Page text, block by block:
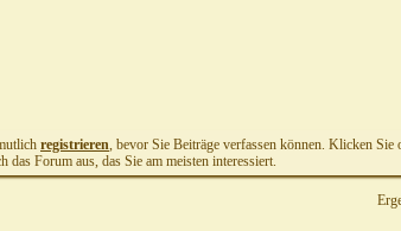
registrieren, bevor Sie Beiträge verfassen können. Klicken Sie
das Forum aus, das Sie am meisten interessiert.